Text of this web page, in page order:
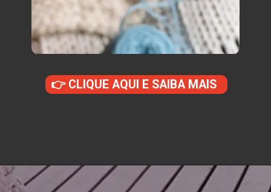
👉 CLIQUE AQUI E SAIBA MAIS